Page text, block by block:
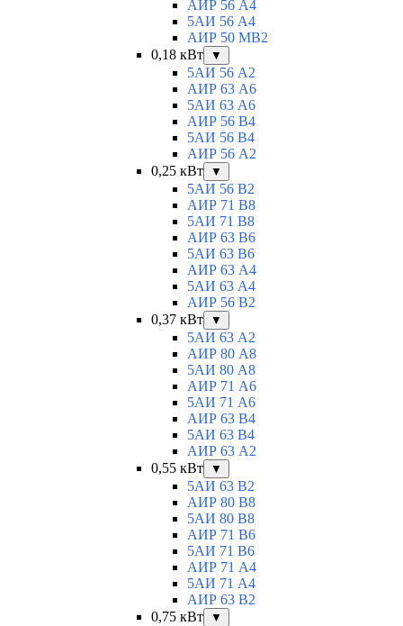
АИР 56 А4
5АИ 56 A4
АИР 50 МВ2
0,18 кВт
▼
5АИ 56 A2
АИР 63 А6
5АИ 63 A6
АИР 56 В4
5АИ 56 В4
АИР 56 А2
0,25 кВт
▼
5АИ 56 B2
АИР 71 В8
5АИ 71 B8
АИР 63 B6
5АИ 63 B6
АИР 63 А4
5АИ 63 A4
АИР 56 В2
0,37 кВт
▼
5АИ 63 A2
АИР 80 А8
5АИ 80 A8
АИР 71 А6
5АИ 71 A6
АИР 63 B4
5АИ 63 B4
АИР 63 А2
0,55 кВт
▼
5АИ 63 B2
АИР 80 B8
5АИ 80 В8
АИР 71 В6
5АИ 71 B6
АИР 71 А4
5АИ 71 A4
АИР 63 B2
0,75 кВт
▼